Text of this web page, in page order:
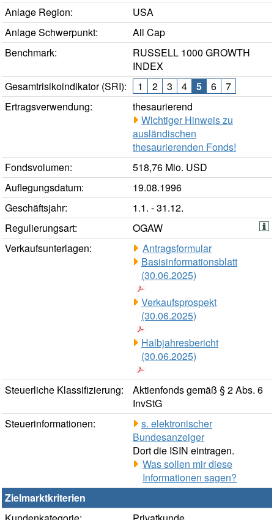
Anlage Region:
USA
Anlage Schwerpunkt:
All Cap
Benchmark:
RUSSELL 1000 GROWTH
INDEX
Gesamtrisikoindikator (SRI):
1 2 3 4 5 6
7
Ertragsverwendung:
thesaurierend
Wichtiger Hinweis zu
ausländischen
thesaurierenden Fonds!
Fondsvolumen:
518,76 Mio. USD
Auflegungsdatum:
19.08.1996
Geschäftsjahr:
1.1. - 31.12.
Regulierungsart:
OGAW
Verkaufsunterlagen:
Antragsformular
Basisinformationsblatt
(30.06.2025)
Verkaufsprospekt
(30.06.2025)
Halbjahresbericht
(30.06.2025)
Steuerliche Klassifizierung:
Aktienfonds gemäß § 2 Abs. 6
InvStG
Steuerinformationen:
s. elektronischer
Bundesanzeiger
Dort die ISIN eintragen.
Was sollen mir diese
Informationen sagen?
Zielmarktkriterien